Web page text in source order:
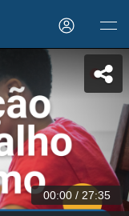
00:00 / 27:35